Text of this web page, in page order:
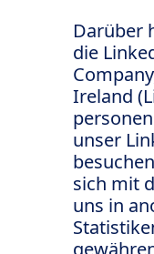
Darüber
die
Ireland
unser
sich mit
uns in